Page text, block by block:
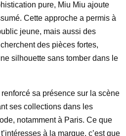
pure, Miu Miu ajoute
Cette approche a permis à
jeune, mais aussi des
des pièces fortes,
silhouette sans tomber dans le
sa présence sur la scène
ses collections dans les
notamment à Paris. Ce que
à la marque, c’est que